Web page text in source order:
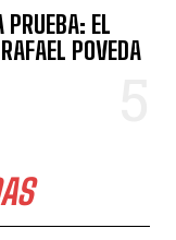
PRUEBA: EL
POVEDA